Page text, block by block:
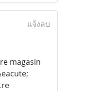
แจ้งลบ
magasin